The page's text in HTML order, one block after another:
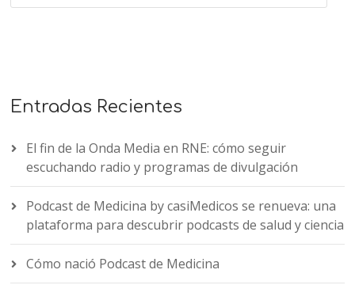
Entradas Recientes
El fin de la Onda Media en RNE: cómo seguir
escuchando radio y programas de divulgación
Podcast de Medicina by casiMedicos se renueva: una
plataforma para descubrir podcasts de salud y ciencia
Cómo nació Podcast de Medicina